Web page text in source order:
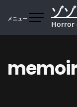
メニュー ゾ
Horror